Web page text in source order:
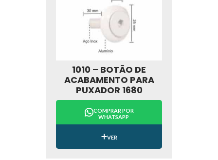
1010 – BOTÃO DE
ACABAMENTO PARA
PUXADOR 1680
COMPRAR POR
WHATSAPP
VER